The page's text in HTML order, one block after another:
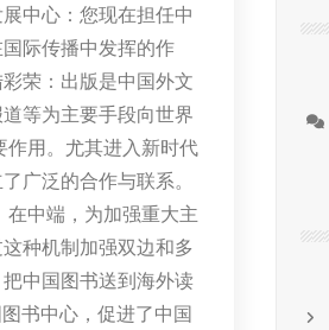
中心：您现在担任中
际传播中发挥的作
荣：出版是中国外文
等为主要手段向世界
用。尤其进入新时代
广泛的合作与联系。
中端，为加强重大主
种机制加强双边和多
中国图书送到海外读
书中心，促进了中国